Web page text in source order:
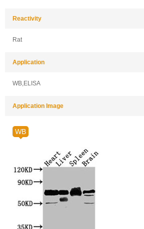
Reactivity
Rat
Application
WB,ELISA
Application Image
WB